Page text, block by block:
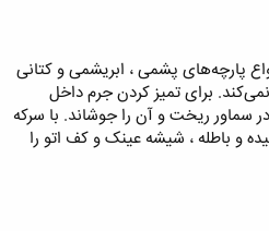
پارچه‌های پشمی ، ابریشمی و کتانی
برای تمیز کردن جرم داخل
سماور ریخت و آن را جوشاند. با سرکه
و باطله ، شیشه عینک و کف اتو را